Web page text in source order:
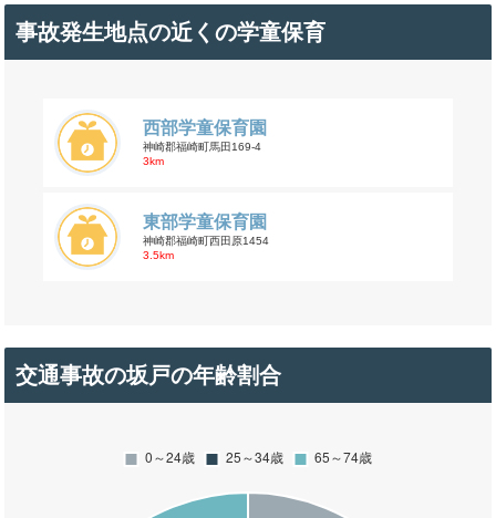
事故発生地点の近くの学童保育
西部学童保育園
神崎郡福崎町馬田169-4
3km
東部学童保育園
神崎郡福崎町西田原1454
3.5km
交通事故の坂戸の年齢割合